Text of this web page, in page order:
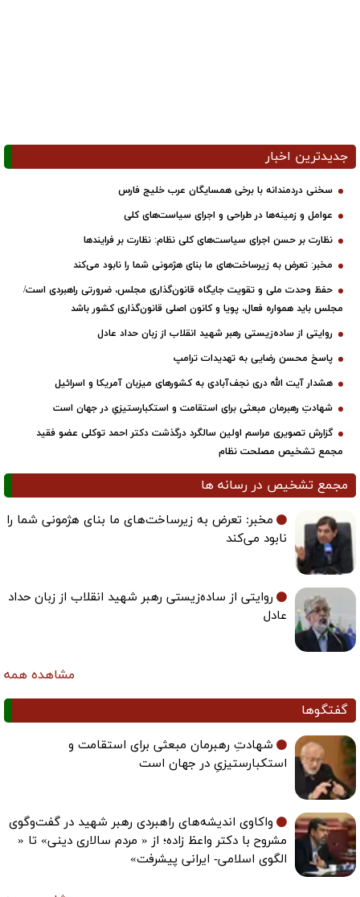
جدیدترین اخبار
سخنی دردمندانه با برخی همسایگان عرب خلیج فارس
عوامل و زمینه‌ها در طراحی و اجرای سیاست‌های کلی
نظارت بر حسن اجرای سیاست‌های کلی نظام: نظارت بر فرایندها
مخبر: تعرض به زیرساخت‌های ما بنای هژمونی شما را نابود می‌کند
حفظ وحدت ملی و تقویت جایگاه قانون‌گذاری مجلس، ضرورتی راهبردی است/
مجلس باید همواره فعال، پویا و کانون اصلی قانون‌گذاری کشور باشد
روایتی از ساده‌زیستی رهبر شهید انقلاب از زبان حداد عادل
پاسخ محسن رضایی به تهدیدات ترامپ
هشدار آیت الله دری نجف‌آبادی به کشورهای میزبان آمریکا و اسرائیل
شهادتِ رهبرمان مبعثی برای استقامت و استکبارستیزیِ در جهان است
گزارش تصویری مراسم اولین سالگرد درگذشت دکتر احمد توکلی عضو فقید
مجمع تشخیص مصلحت نظام
مجمع تشخیص در رسانه ها
مخبر: تعرض به زیرساخت‌های ما بنای هژمونی شما را
نابود می‌کند
روایتی از ساده‌زیستی رهبر شهید انقلاب از زبان حداد
عادل
مشاهده همه
گفتگوها
شهادتِ رهبرمان مبعثی برای استقامت و
استکبارستیزیِ در جهان است
واکاوی اندیشه‌های راهبردی رهبر شهید در گفت‌وگوی
مشروح با دکتر واعظ زاده؛ از « مردم سالاری دینی» تا «
الگوی اسلامی- ایرانی پیشرفت»